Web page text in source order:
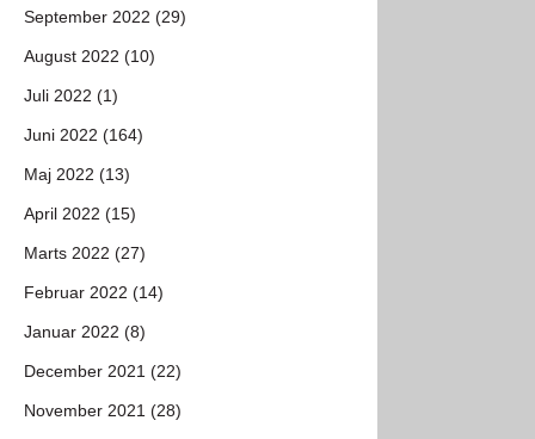
September 2022 (29)
August 2022 (10)
Juli 2022 (1)
Juni 2022 (164)
Maj 2022 (13)
April 2022 (15)
Marts 2022 (27)
Februar 2022 (14)
Januar 2022 (8)
December 2021 (22)
November 2021 (28)